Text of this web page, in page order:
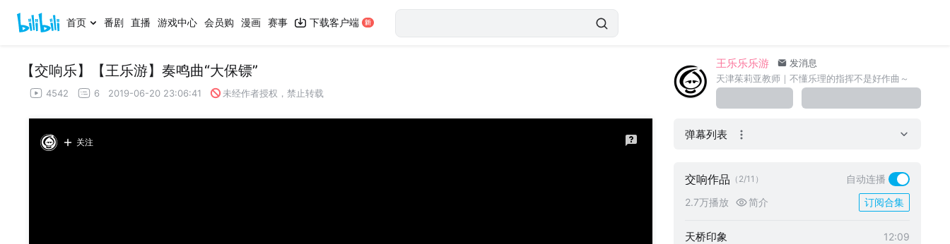
首页 番剧 直播 游戏中心 会员购 漫画 赛事 下载客户端
【交响乐】【王乐游】奏鸣曲“大保镖”
4542 6 2019-06-20 23:06:41 未经作者授权，禁止转载
关注
王乐乐乐游
发消息
天津茱莉亚教师｜不懂乐理的指挥不是好作曲～
弹幕列表
交响作品 （2/11）
自动连播
2.7万播放
简介 订阅合集
天桥印象 12:09